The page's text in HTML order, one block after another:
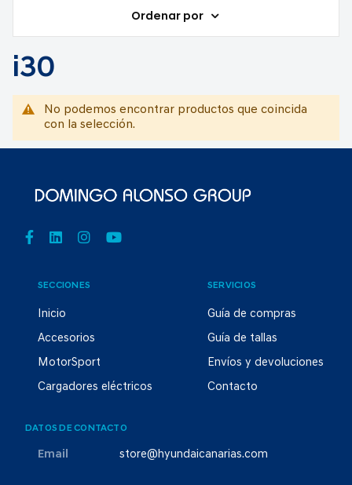
Ordenar por
i30
No podemos encontrar productos que coincida
con la selección.
SECCIONES
Inicio
Accesorios
MotorSport
Cargadores eléctricos
SERVICIOS
Guía de compras
Guía de tallas
Envíos y devoluciones
Contacto
DATOS DE CONTACTO
Email store@hyundaicanarias.com